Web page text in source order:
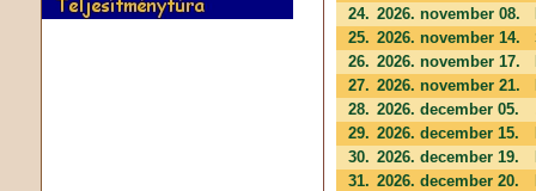
24. 2026. november 08.
25. 2026. november 14.
26. 2026. november 17.
27. 2026. november 21.
28. 2026. december 05.
29. 2026. december 15.
30. 2026. december 19.
31. 2026. december 20.